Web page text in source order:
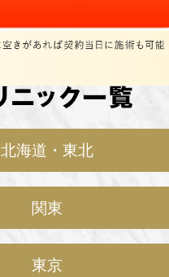
北海道・東北
関東
東京